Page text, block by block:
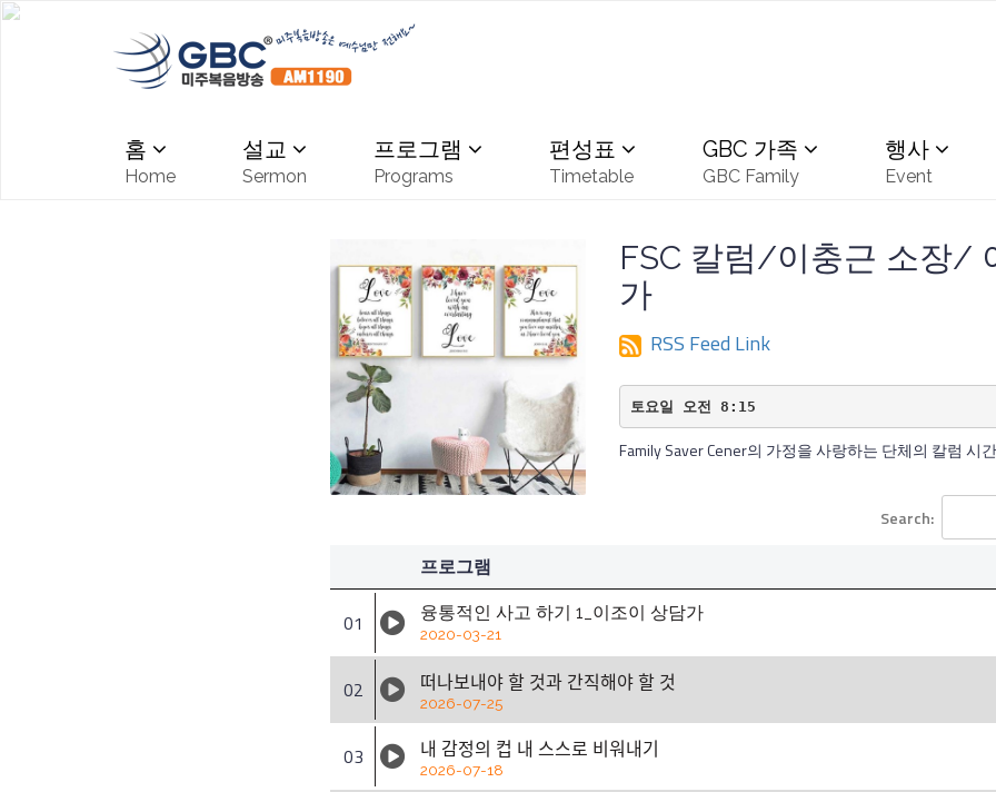
홈
Home
설교
Sermon
프로그램
Programs
편성표
Timetable
GBC 가족
GBC Family
행사
Event
FSC 칼럼/이충근 소장/
가
RSS Feed Link
토요일 오전 8:15
Family Saver Cener의 가정을 사랑하는 단체의 칼럼 시
Search:
프로그램
01 융통적인 사고 하기 1_이조이 상담가
2020-03-21
02 떠나보내야 할 것과 간직해야 할 것
2026-07-25
03 내 감정의 컵 내 스스로 비워내기
2026-07-18